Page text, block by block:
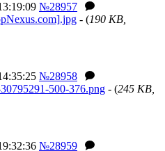
№28957
- (190 KB,
№28958
500-376.png - (245 KB,
№28959